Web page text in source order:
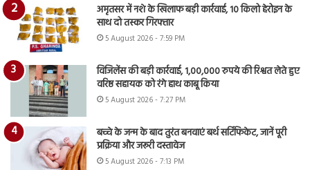
अमृतसर में नशे के खिलाफ बड़ी कार्रवाई, 10 किलो हेरोइन के
साथ दो तस्कर गिरफ्तार
5 August 2026 - 7:59 PM
विजिलेंस की बड़ी कार्रवाई, 1,00,000 रुपये की रिश्वत लेते हुए
वरिष्ठ सहायक को रंगे हाथ काबू किया
5 August 2026 - 7:27 PM
बच्चे के जन्म के बाद तुरंत बनवाएं बर्थ सर्टिफिकेट, जानें पूरी
प्रक्रिया और जरूरी दस्तावेज
5 August 2026 - 7:13 PM